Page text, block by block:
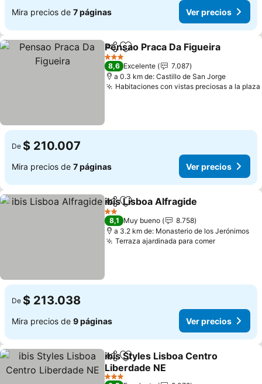
Mira precios de 7 páginas Ver precios
CompartirAgregar a favoritos
Pensao Praca Da Figueira
3 Estrellas
8,6 Excelente
7.087
a 0.3 km de: Castillo de San Jorge
Habitaciones con vistas preciosas a la plaza
De $ 210.007
Mira precios de 7 páginas Ver precios
CompartirAgregar a favoritos
ibis Lisboa Alfragide
2 Estrellas
8,1 Muy bueno
8.758
a 3.2 km de: Monasterio de los Jerónimos
Terraza ajardinada para comerVer
De $ 213.038
Mira precios de 9 páginas Ver precios
CompartirAgregar a favoritos
ibis Styles Lisboa Centro
Liberdade NE
Ver precios
3 Estrellas